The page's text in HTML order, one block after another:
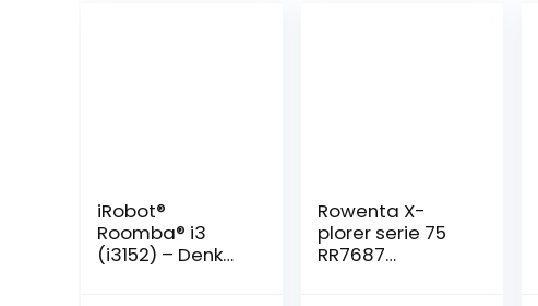
iRobot®
Roomba® i3
(i3152) – Denk
Rowenta X-
plorer serie 75
RR7687